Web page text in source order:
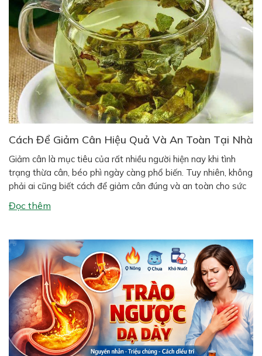
Cách Để Giảm Cân Hiệu Quả Và An Toàn Tại Nhà
Giảm cân là mục tiêu của rất nhiều người hiện nay khi tình
trạng thừa cân, béo phì ngày càng phổ biến. Tuy nhiên, không
phải ai cũng biết cách để giảm cân đúng và an toàn cho sức
khỏe. Nhiều người áp dụng các phương pháp giảm cân cấp
tốc khiến cơ thể mệt […]
Đọc thêm